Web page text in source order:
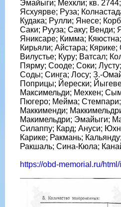
Эмайыги; Мехкли; кв.
Ясхуярве; Руза;
Кудака; Рулли; Янесе;
Саки; Рууза; Саку; Венди;
Яниксаре; Кимма;
Кирьяли; Айстара;
Вилустье; Куру; Ватсал;
Пярму; Сооде; Соки;
Соды; Синга; Лосу; З.-
Поприцы; Йерески;
Максимельди; Мехкен;
Пюгеро; Мейма;
Маккименди;
Макимельдри; Эмайыги;
Силаппу; Кард; Ануси;
Карике; Ракмань;
Ракшаль; Сина-Кюла;
https://obd-memorial.ru/